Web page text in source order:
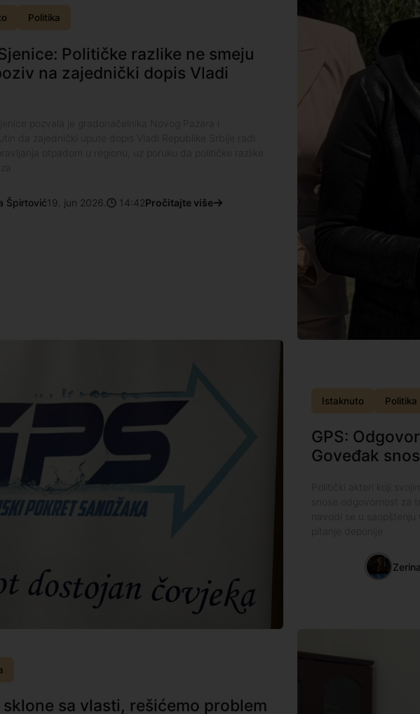
Politika
Političke razlike ne smeju
na zajednički dopis Vladi
Špirtović19. jun 2026. 14:42Pročitajte više
Istaknuto Politika
GPS:
Goveđak
sklone sa vlasti, rešićemo problem